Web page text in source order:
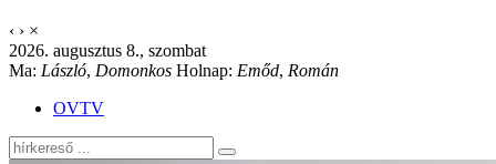
‹ › ×
2026. augusztus 8., szombat
Ma: László, Domonkos Holnap: Emőd, Román
OVTV